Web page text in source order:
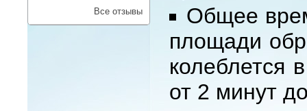
Все отзывы
Общее
площади
колеблется
от 2 минут